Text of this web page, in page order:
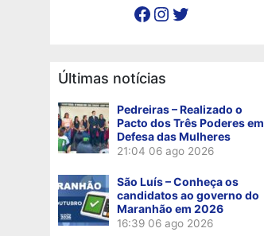
Facebook Instagram Twitter
Últimas notícias
Pedreiras – Realizado o
Pacto dos Três Poderes em
Defesa das Mulheres
21:04 06 ago 2026
São Luís – Conheça os
candidatos ao governo do
Maranhão em 2026
16:39 06 ago 2026